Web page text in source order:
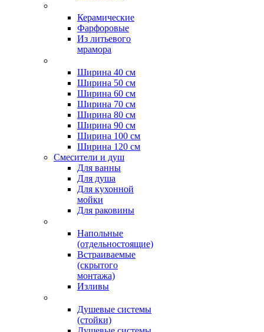
Керамические
Фарфоровые
Из литьевого
мрамора
Ширина 40 см
Ширина 50 см
Ширина 60 см
Ширина 70 см
Ширина 80 см
Ширина 90 см
Ширина 100 см
Ширина 120 см
Смесители и душ
Для ванны
Для душа
Для кухонной
мойки
Для раковины
Напольные
(отдельностоящие)
Встраиваемые
(скрытого
монтажа)
Изливы
Душевые системы
(стойки)